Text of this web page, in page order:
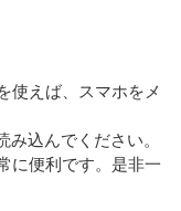
使えば、スマホをメ
込んでください。
に便利です。是非一